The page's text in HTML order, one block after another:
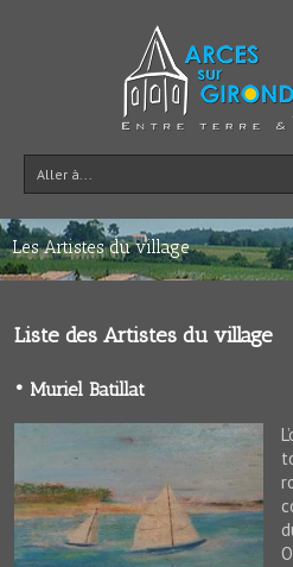
Aller à...
Les Artistes du village
Liste des Artistes du village
• Muriel Batillat